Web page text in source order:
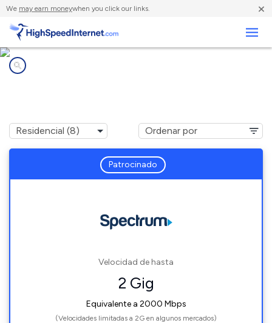
We may earn moneywhen you click our links. ×
Patrocinado
Velocidad de hasta
2 Gig
Equivalente a 2000 Mbps
(Velocidades limitadas a 2G en algunos mercados)